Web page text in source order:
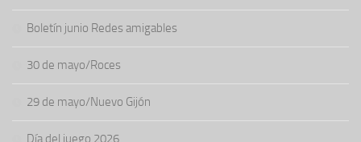
Boletín junio Redes amigables
30 de mayo/Roces
29 de mayo/Nuevo Gijón
Día del juego 2026